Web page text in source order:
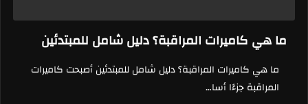
ما هي كاميرات المراقبة؟ دليل شامل للمبتدئين
ما هي كاميرات المراقبة؟ دليل شامل للمبتدئين أصبحت كاميرات
المراقبة جزءًا أسا…